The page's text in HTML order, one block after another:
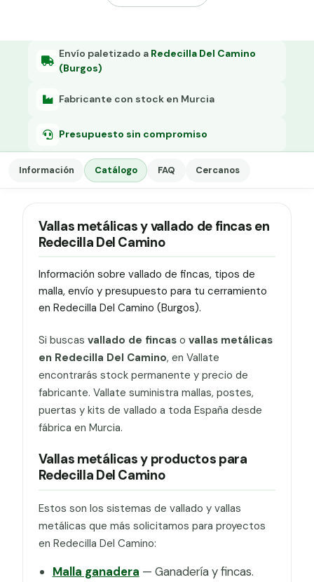
Envío paletizado a Redecilla Del Camino
(Burgos)
Fabricante con stock en Murcia
Presupuesto sin compromiso
Información Catálogo FAQ Cercanos
Vallas metálicas y vallado de fincas en
Redecilla Del Camino
Información sobre vallado de fincas, tipos de
malla, envío y presupuesto para tu cerramiento
en Redecilla Del Camino (Burgos).
Si buscas vallado de fincaso vallas metálicas
en Redecilla Del Camino, en Vallate
encontrarás stock permanente y precio de
fabricante. Vallate suministra mallas, postes,
puertas y kits de vallado a toda España desde
fábrica en Murcia.
Vallas metálicas y productos para
Redecilla Del Camino
Estos son los sistemas de vallado y vallas
metálicas que más solicitamos para proyectos
en Redecilla Del Camino:
Malla ganadera — Ganadería y fincas.